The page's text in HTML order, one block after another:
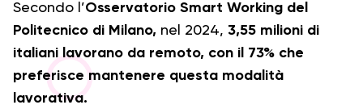
Secondo l’Osservatorio Smart Working del
Politecnico di Milano, nel 2024, 3,55 milioni di
italiani lavorano da remoto, con il 73% che
preferisce mantenere questa modalità
lavorativa.